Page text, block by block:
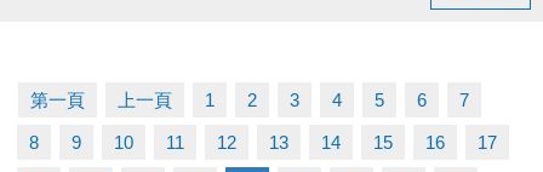
小提醒，請詳閱DM上的注意事項喔~
第一頁 上一頁 1 2 3 4 5 6 7
8 9 10 11 12 13 14 15 16 17